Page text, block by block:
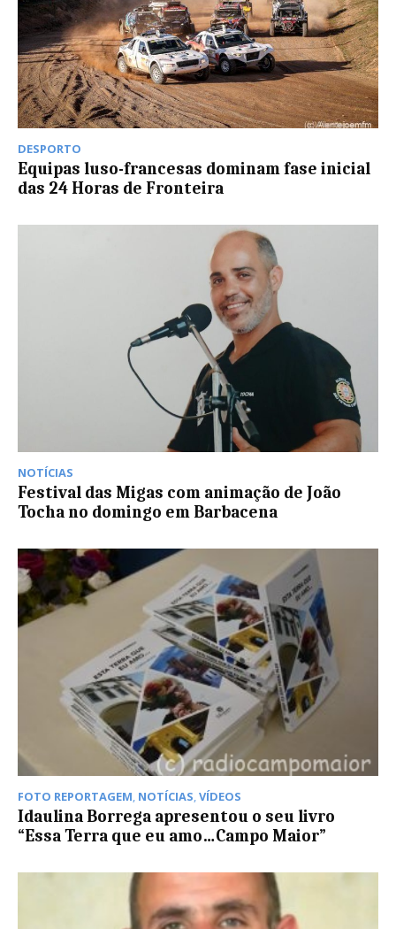
DESPORTO
Equipas luso-francesas dominam fase inicial
das 24 Horas de Fronteira
NOTÍCIAS
Festival das Migas com animação de João
Tocha no domingo em Barbacena
FOTO REPORTAGEM, NOTÍCIAS,VÍDEOS
Idaulina Borrega apresentou o seu livro
“Essa Terra que eu amo…Campo Maior”